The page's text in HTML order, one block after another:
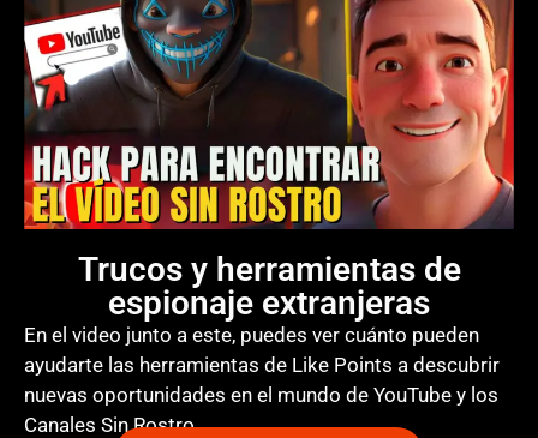
Trucos y herramientas de
espionaje extranjeras
En el video junto a este, puedes ver cuánto pueden
ayudarte las herramientas de Like Points a descubrir
nuevas oportunidades en el mundo de YouTube y los
Canales Sin Rostro.